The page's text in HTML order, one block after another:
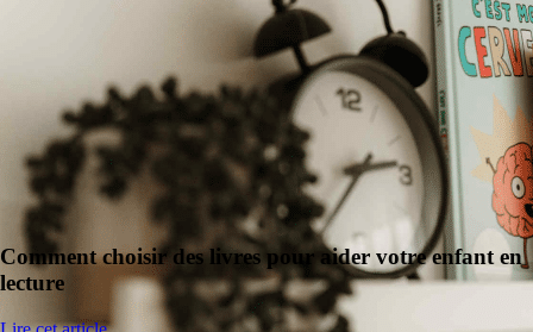
Comment choisir des livres pour aider votre enfant en
lecture